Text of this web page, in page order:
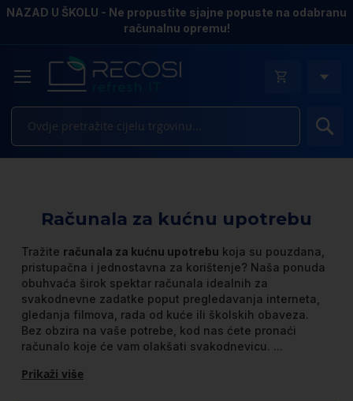
NAZAD U ŠKOLU - Ne propustite sjajne popuste na odabranu
računalnu opremu!
Računala za kućnu upotrebu
Tražite računala za kućnu upotrebu koja su pouzdana,
pristupačna i jednostavna za korištenje? Naša ponuda
obuhvaća širok spektar računala idealnih za
svakodnevne zadatke poput pregledavanja interneta,
gledanja filmova, rada od kuće ili školskih obaveza.
Bez obzira na vaše potrebe, kod nas ćete pronaći
računalo koje će vam olakšati svakodnevicu. ...
Prikaži više